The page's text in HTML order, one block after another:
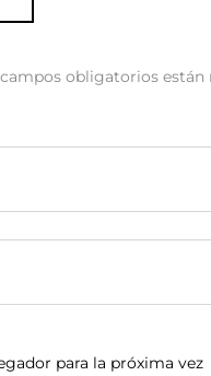
obligatorios están
para la próxima vez